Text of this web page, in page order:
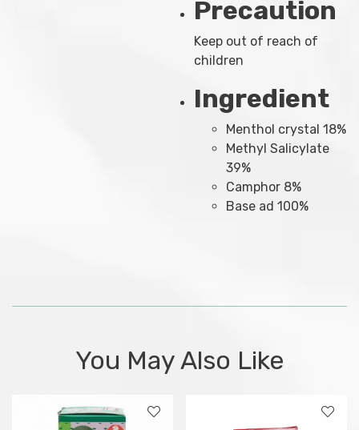
Precaution
Keep out of reach of
children
Ingredient
Menthol crystal 18%
Methyl Salicylate
39%
Camphor 8%
Base ad 100%
You May Also Like